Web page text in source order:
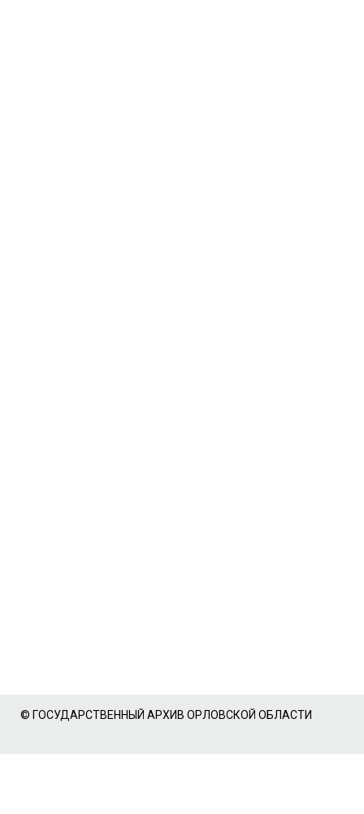
© ГОСУДАРСТВЕННЫЙ АРХИВ ОРЛОВСКОЙ ОБЛАСТИ